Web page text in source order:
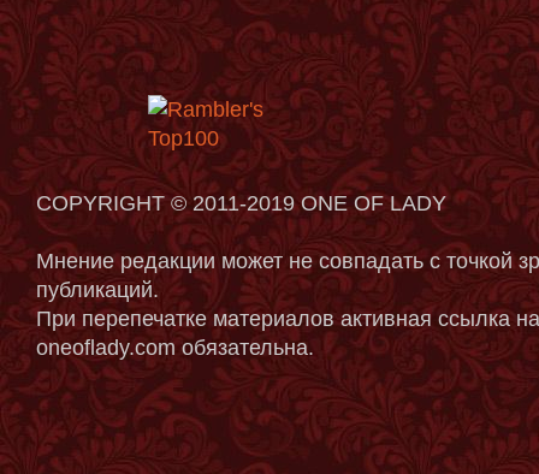
COPYRIGHT © 2011-2019 ONE OF LADY
Мнение редакции может не совпадать с точкой
публикаций.
При перепечатке материалов активная ссылка
oneoflady.com обязательна.